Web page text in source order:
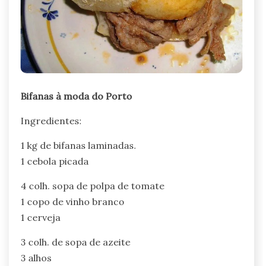
Bifanas à moda do Porto
Ingredientes:
1 kg de bifanas laminadas.
1 cebola picada
4 colh. sopa de polpa de tomate
1 copo de vinho branco
1 cerveja
3 colh. de sopa de azeite
3 alhos